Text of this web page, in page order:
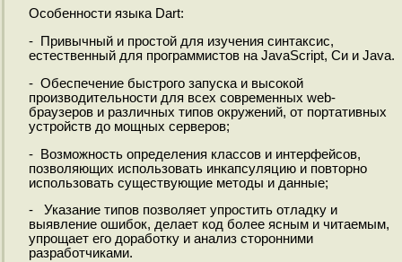
Особенности языка Dart:
- Привычный и простой для изучения синтаксис,
естественный для программистов на JavaScript, Си и Java.
- Обеспечение быстрого запуска и высокой
производительности для всех современных web-
браузеров и различных типов окружений, от портативных
устройств до мощных серверов;
- Возможность определения классов и интерфейсов,
позволяющих использовать инкапсуляцию и повторно
использовать существующие методы и данные;
- Указание типов позволяет упростить отладку и
выявление ошибок, делает код более ясным и читаемым,
упрощает его доработку и анализ сторонними
разработчиками.